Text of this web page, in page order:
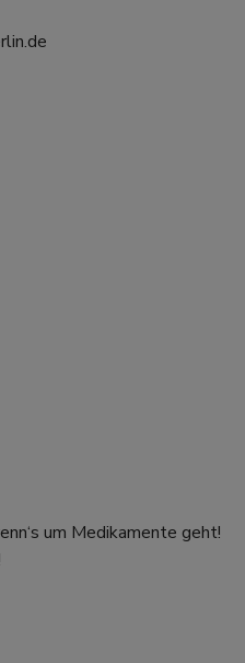
um Medikamente geht!